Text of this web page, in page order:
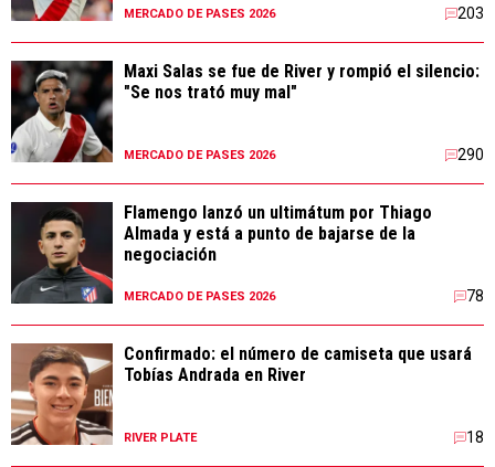
MERCADO DE PASES 2026 203
Maxi Salas se fue de River y rompió el silencio:
"Se nos trató muy mal"
MERCADO DE PASES 2026 290
Flamengo lanzó un ultimátum por Thiago
Almada y está a punto de bajarse de la
negociación
MERCADO DE PASES 2026 78
Confirmado: el número de camiseta que usará
Tobías Andrada en River
RIVER PLATE 18